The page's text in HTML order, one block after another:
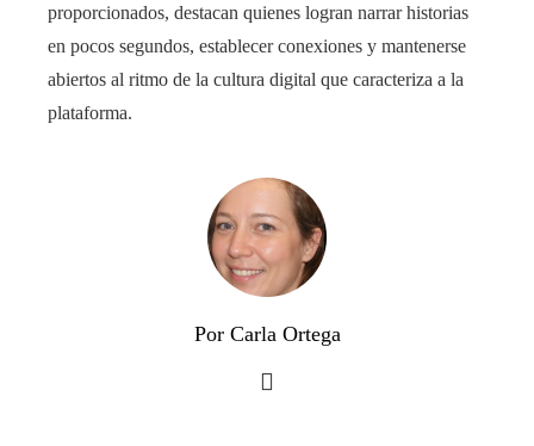
proporcionados, destacan quienes logran narrar historias
en pocos segundos, establecer conexiones y mantenerse
abiertos al ritmo de la cultura digital que caracteriza a la
plataforma.
Por Carla Ortega